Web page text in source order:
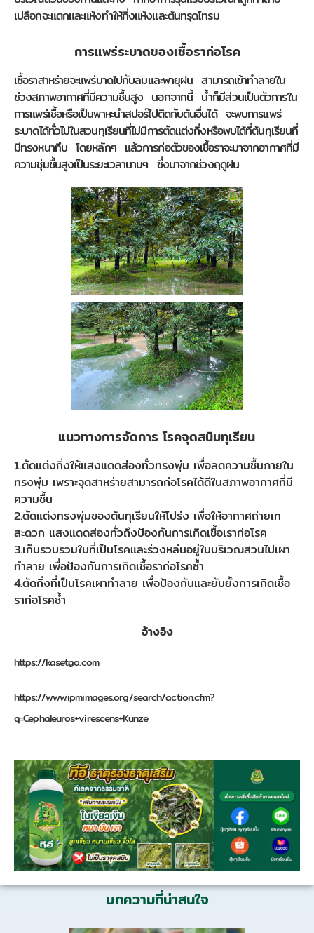
เปลือกจะแตกและแห้งทำให้กิ่งแห้งและต้นทรุดโทรม
การแพร่ระบาดของเชื้อราก่อโรค
เชื้อราสาหร่ายจะแพร่บาดไปกับลมและพายุฝน สามารถเข้าทำลายใน
ช่วงสภาพอากาศที่มีความชื้นสูง นอกจากนี้ น้ำก็มีส่วนเป็นตัวการใน
การแพร่เชื้อหรือเป็นพาหะนำสปอร์ไปติดกับต้นอื่นได้ จะพบการแพร่
ระบาดได้ทั่วไปในสวนทุเรียนที่ไม่มีการตัดแต่งกิ่งหรือพบได้ที่ต้นทุเรียนที่
มีทรงหนาทึบ โดยหลักๆ แล้วการก่อตัวของเชื้อราจะมาจากอากาศที่มี
ความชุ่มชื้นสูงเป็นระยะเวลานานๆ ซึ่งมาจากช่วงฤดูฝน
แนวทางการจัดการ โรคจุดสนิมทุเรียน
1.ตัดแต่งกิ่งให้แสงแดดส่องทั่วทรงพุ่ม เพื่อลดความชื้นภายใน
ทรงพุ่ม เพราะจุดสาหร่ายสามารถก่อโรคได้ดีในสภาพอากาศที่มี
ความชื้น
2.ตัดแต่งทรงพุ่มของต้นทุเรียนให้โปร่ง เพื่อให้อากาศถ่ายเท
สะดวก แสงแดดส่องทั่วถึงป้องกันการเกิดเชื้อเราก่อโรค
3.เก็บรวบรวมใบที่เป็นโรคและร่วงหล่นอยู่ในบริเวณสวนไปเผา
ทำลาย เพื่อป้องกันการเกิดเชื้อราก่อโรคซ้ำ
4.ตัดกิ่งที่เป็นโรคเผาทำลาย เพื่อป้องกันและยับยั้งการเกิดเชื้อ
ราก่อโรคซ้ำ
อ้างอิง
https://kasetgo.com
https://www.ipmimages.org/search/action.cfm?
q=Cephaleuros+virescens+Kunze
บทความที่น่าสนใจ